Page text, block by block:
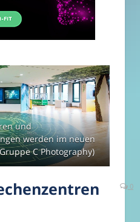
und
werden im neuen
C Photography)
0